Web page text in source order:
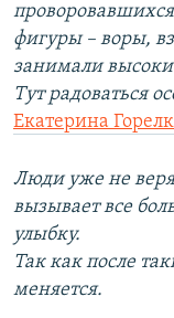
фигуры – воры,
занимали
Тут радоваться
Екатерина
Люди уже не
вызывает все
улыбку.
Так как после
меняется.